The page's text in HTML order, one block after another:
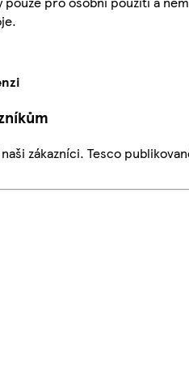
zákazníci. Tesco